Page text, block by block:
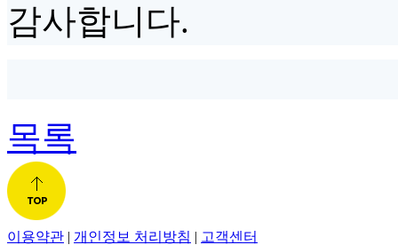
감사합니다.
목록
이용약관 | 개인정보 처리방침 | 고객센터